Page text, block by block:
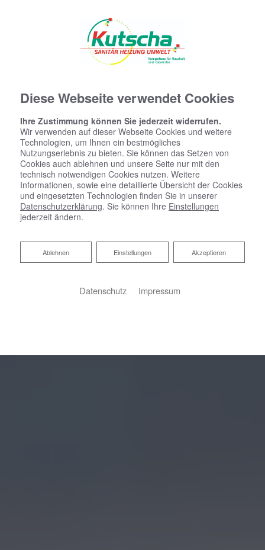
Diese Webseite verwendet Cookies
Ihre Zustimmung können Sie jederzeit widerrufen.
Wir verwenden auf dieser Webseite Cookies und weitere
Technologien, um Ihnen ein bestmögliches
Nutzungserlebnis zu bieten. Sie können das Setzen von
Cookies auch ablehnen und unsere Seite nur mit den
technisch notwendigen Cookies nutzen. Weitere
Informationen, sowie eine detaillierte Übersicht der Cookies
und eingesetzten Technologien finden Sie in unserer
Datenschutzerklärung. Sie können Ihre Einstellungen
jederzeit ändern.
Akzeptieren
Einstellungen
Ablehnen
Ablehnen
Datenschutz Impressum